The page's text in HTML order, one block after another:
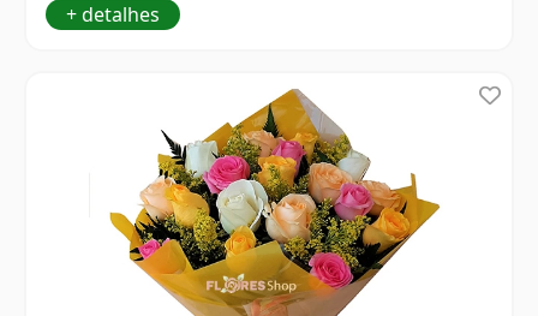
+ detalhes